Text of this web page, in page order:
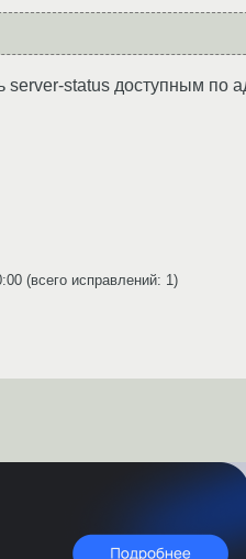
status доступным по
(всего исправлений: 1)